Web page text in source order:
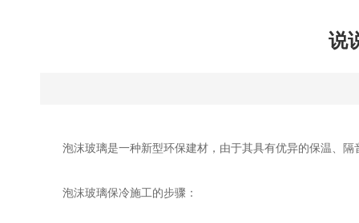
说
泡沫玻璃是一种新型环保建材，由于其具有优异的保温、隔
泡沫玻璃保冷施工的步骤：